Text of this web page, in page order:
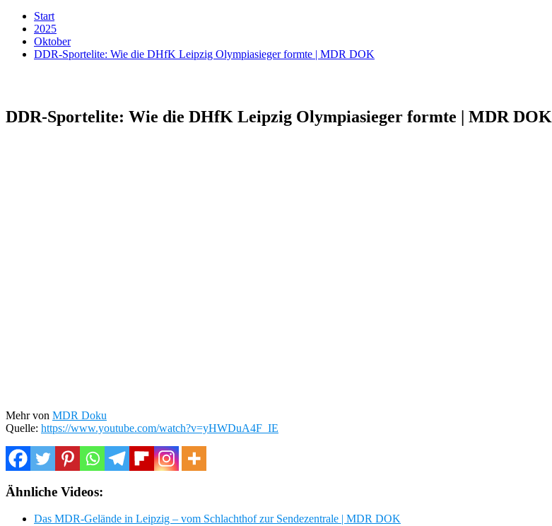
Start
2025
Oktober
DDR-Sportelite: Wie die DHfK Leipzig Olympiasieger formte | MDR DOK
DDR-Sportelite: Wie die DHfK Leipzig Olympiasieger formte | MDR DOK
Mehr von MDR Doku
Quelle: https://www.youtube.com/watch?v=yHWDuA4F_IE
Ähnliche Videos:
Das MDR-Gelände in Leipzig – vom Schlachthof zur Sendezentrale | MDR DOK